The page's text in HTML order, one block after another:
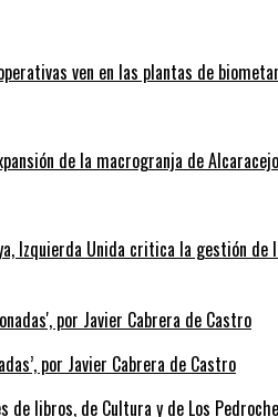
ven en las plantas de
de la macrogranja de
Izquierda Unida critica la gestión de
por Javier Cabrera de Castro